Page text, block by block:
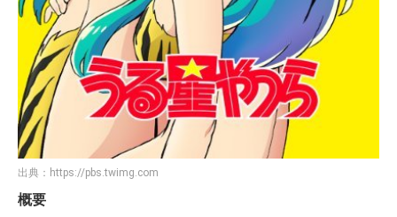
出典： https://pbs.twimg.com
概要